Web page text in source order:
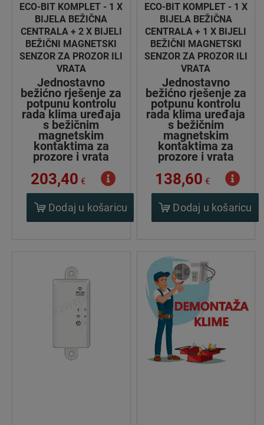
ECO-BIT KOMPLET - 1 X
BIJELA BEŽIČNA
CENTRALA + 2 X BIJELI
BEŽIČNI MAGNETSKI
SENZOR ZA PROZOR ILI
VRATA
Jednostavno
bežićno rješenje za
potpunu kontrolu
rada klima uređaja
s bežičnim
magnetskim
kontaktima za
prozore i vrata
203,40 €
Dodaj u košaricu
ECO-BIT KOMPLET - 1 X
BIJELA BEŽIČNA
CENTRALA + 1 X BIJELI
BEŽIČNI MAGNETSKI
SENZOR ZA PROZOR ILI
VRATA
Jednostavno
bežićno rješenje za
potpunu kontrolu
rada klima uređaja
s bežičnim
magnetskim
kontaktima za
prozore i vrata
138,60 €
Dodaj u košaricu